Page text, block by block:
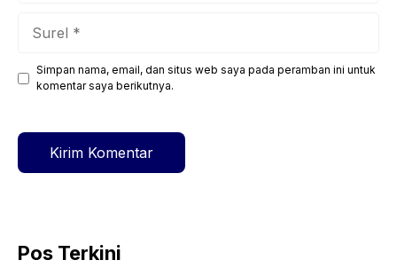
Situs
web
Simpan nama, email, dan situs web saya pada peramban ini untuk
komentar saya berikutnya.
Pos Terkini